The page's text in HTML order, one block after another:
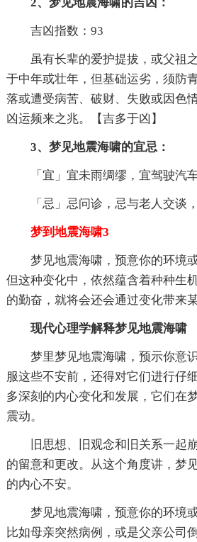
吉凶指数：93
虽有长辈的爱护提拔，或父祖
于中年或壮年，但基础运劣，须防
落或遭受病苦、破财、失败或因色
凶运频来之兆。【吉多于凶】
3、梦见地震海啸的宜忌：
「宜」宜未雨绸缪，宜驾驶汽
「忌」忌问诊，忌与老人交谈
梦到地震海啸3
梦见地震海啸，预意你的环境
但这种变化中，依然蕴含着种种生
的勤奋，就将会还会通过变化带来
现代心理学解释梦见地震海啸
梦里梦见地震海啸，预示你意
服这些不安前，还得对它们进行仔
多深刻的内心变化和发展，它们在
震动。
旧思想、旧观念和旧关系一起
的留意和更改。从这个角度讲，梦
的内心不安。
梦见地震海啸，预意你的环境
比如母亲突然病例，或是父亲公司